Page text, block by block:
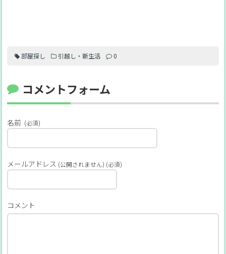
部屋探し 引越し・新生活 0
コメントフォーム
名前 (必須)
メールアドレス (公開されません) (必須)
コメント